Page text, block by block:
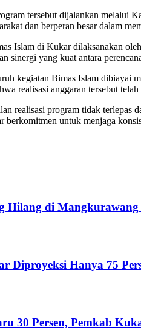
tersebut dijalankan melalui
dan berperan besar dalam
Islam di Kukar dilaksanakan
sinergi yang kuat antara
kegiatan Bimas Islam dibiayai
realisasi anggaran tersebut
realisasi program tidak terlepas
berkomitmen untuk menjaga
Hilang di
Diproyeksi Hanya 75
30 Persen, Pemkab